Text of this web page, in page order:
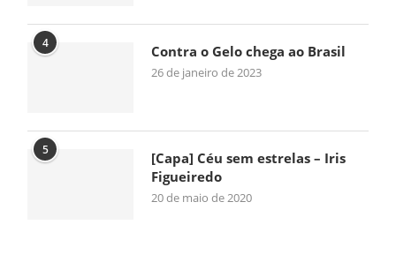
4 Contra o Gelo chega ao Brasil
26 de janeiro de 2023
5
[Capa] Céu sem estrelas – Iris
Figueiredo
20 de maio de 2020